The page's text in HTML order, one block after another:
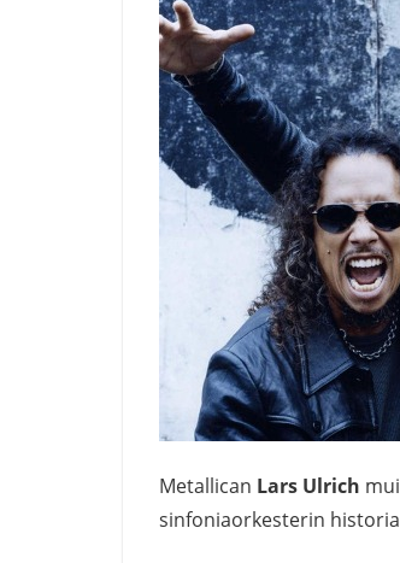
Metallican Lars Ulrich
sinfoniaorkesterin